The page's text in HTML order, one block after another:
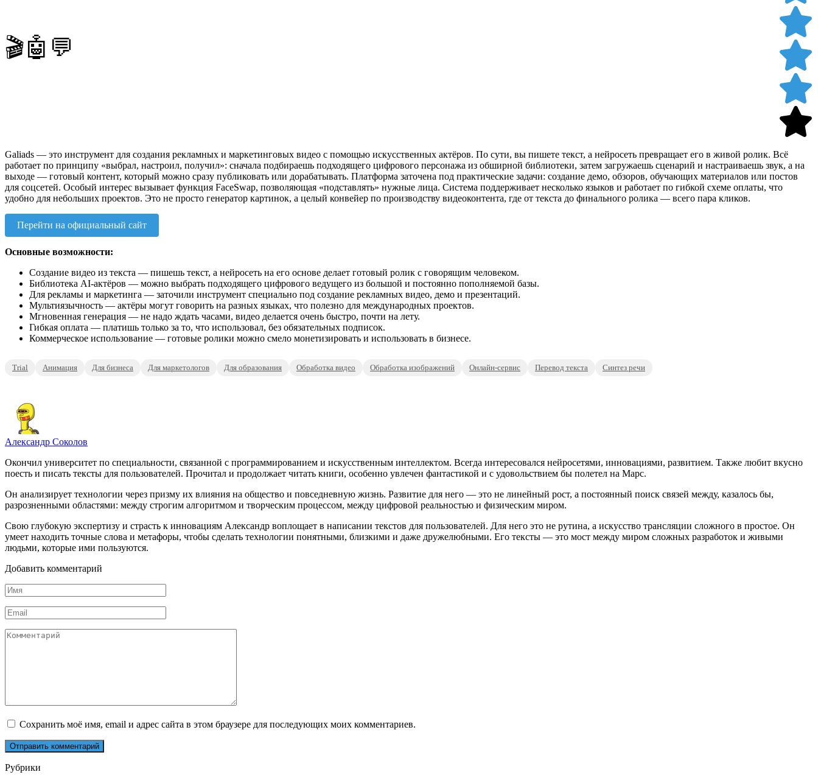
🎬🤖💬
Galiads — это инструмент для создания рекламных и маркетинговых видео с помощью искусственных актёров. По сути, вы пишете текст, а нейросеть превращает его в живой ролик. Всё
работает по принципу «выбрал, настроил, получил»: сначала подбираешь подходящего цифрового персонажа из обширной библиотеки, затем загружаешь сценарий и настраиваешь звук, а на
выходе — готовый контент, который можно сразу публиковать или дорабатывать. Платформа заточена под практические задачи: создание демо, обзоров, обучающих материалов или постов
для соцсетей. Особый интерес вызывает функция FaceSwap, позволяющая «подставлять» нужные лица. Система поддерживает несколько языков и работает по гибкой схеме оплаты, что
удобно для небольших проектов. Это не просто генератор картинок, а целый конвейер по производству видеоконтента, где от текста до финального ролика — всего пара кликов.
Перейти на официальный сайт
Основные возможности:
Создание видео из текста — пишешь текст, а нейросеть на его основе делает готовый ролик с говорящим человеком.
Библиотека AI-актёров — можно выбрать подходящего цифрового ведущего из большой и постоянно пополняемой базы.
Для рекламы и маркетинга — заточили инструмент специально под создание рекламных видео, демо и презентаций.
Мультиязычность — актёры могут говорить на разных языках, что полезно для международных проектов.
Мгновенная генерация — не надо ждать часами, видео делается очень быстро, почти на лету.
Гибкая оплата — платишь только за то, что использовал, без обязательных подписок.
Коммерческое использование — готовые ролики можно смело монетизировать и использовать в бизнесе.
Trial Анимация Для бизнеса Для маркетологов Для образования Обработка видео Обработка изображений Онлайн-сервис Перевод текста Синтез речи
Александр Соколов
Окончил университет по специальности, связанной с программированием и искусственным интеллектом. Всегда интересовался нейросетями, инновациями, развитием. Также любит вкусно
поесть и писать тексты для пользователей. Прочитал и продолжает читать книги, особенно увлечен фантастикой и с удовольствием бы полетел на Марс.
Он анализирует технологии через призму их влияния на общество и повседневную жизнь. Развитие для него — это не линейный рост, а постоянный поиск связей между, казалось бы,
разрозненными областями: между строгим алгоритмом и творческим процессом, между цифровой реальностью и физическим миром.
Свою глубокую экспертизу и страсть к инновациям Александр воплощает в написании текстов для пользователей. Для него это не рутина, а искусство трансляции сложного в простое. Он
умеет находить точные слова и метафоры, чтобы сделать технологии понятными, близкими и даже дружелюбными. Его тексты — это мост между миром сложных разработок и живыми
людьми, которые ими пользуются.
Добавить комментарий
Имя
*
Email
*
Комментарий
Сохранить моё имя, email и адрес сайта в этом браузере для последующих моих комментариев.
Рубрики